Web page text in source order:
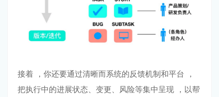
接着 ，你还要通过清晰⽽系统的反馈机制和平台 ，
把执⾏中的进展状态、变更、⻛险等集中呈现 ，以帮